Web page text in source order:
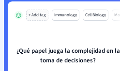
+ Add tag Immunology Cell Biology Mo
¿Qué papel juega la complejidad en la
toma de decisiones?